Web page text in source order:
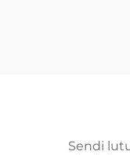
Sendi